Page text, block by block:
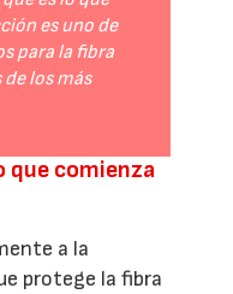
es uno de
para la fibra
los más
que comienza
a la
protege la fibra